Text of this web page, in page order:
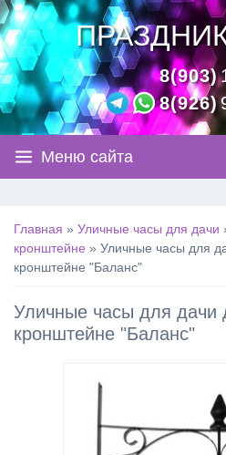
8(903)
8(926)
Меню сайта
Главная » Уличные часы для дачи
кронштейне » Уличные часы для
кронштейне "Баланс"
Уличные часы для дачи
кронштейне "Баланс"